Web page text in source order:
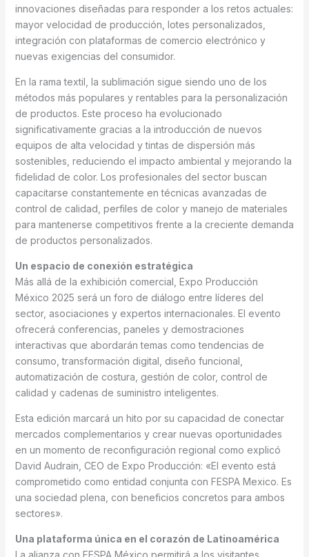
innovaciones diseñadas para responder a los retos actuales:
mayor velocidad de producción, lotes personalizados,
integración con plataformas de comercio electrónico y
nuevas exigencias del consumidor.
En la rama textil, la sublimación sigue siendo uno de los
métodos más populares y rentables para la personalización
de productos. Este proceso ha evolucionado
significativamente gracias a la introducción de nuevos
equipos de alta velocidad y tintas de dispersión más
sostenibles, reduciendo el impacto ambiental y mejorando la
fidelidad de color. Los profesionales del sector buscan
capacitarse constantemente en técnicas avanzadas de
control de calidad, perfiles de color y manejo de materiales
para mantenerse competitivos frente a la creciente demanda
de productos personalizados.
Un espacio de conexión estratégica
Más allá de la exhibición comercial, Expo Producción
México 2025 será un foro de diálogo entre líderes del
sector, asociaciones y expertos internacionales. El evento
ofrecerá conferencias, paneles y demostraciones
interactivas que abordarán temas como tendencias de
consumo, transformación digital, diseño funcional,
automatización de costura, gestión de color, control de
calidad y cadenas de suministro inteligentes.
Esta edición marcará un hito por su capacidad de conectar
mercados complementarios y crear nuevas oportunidades
en un momento de reconfiguración regional como explicó
David Audrain, CEO de Expo Producción: «El evento está
comprometido como entidad conjunta con FESPA Mexico. Es
una sociedad plena, con beneficios concretos para ambos
sectores».
Una plataforma única en el corazón de Latinoamérica